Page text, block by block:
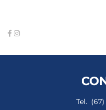
Tel. (67)